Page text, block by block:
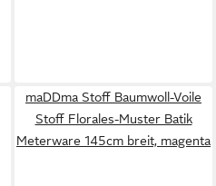
maDDma Stoff Baumwoll-Voile
Stoff Florales-Muster Batik
Meterware 145cm breit, magenta